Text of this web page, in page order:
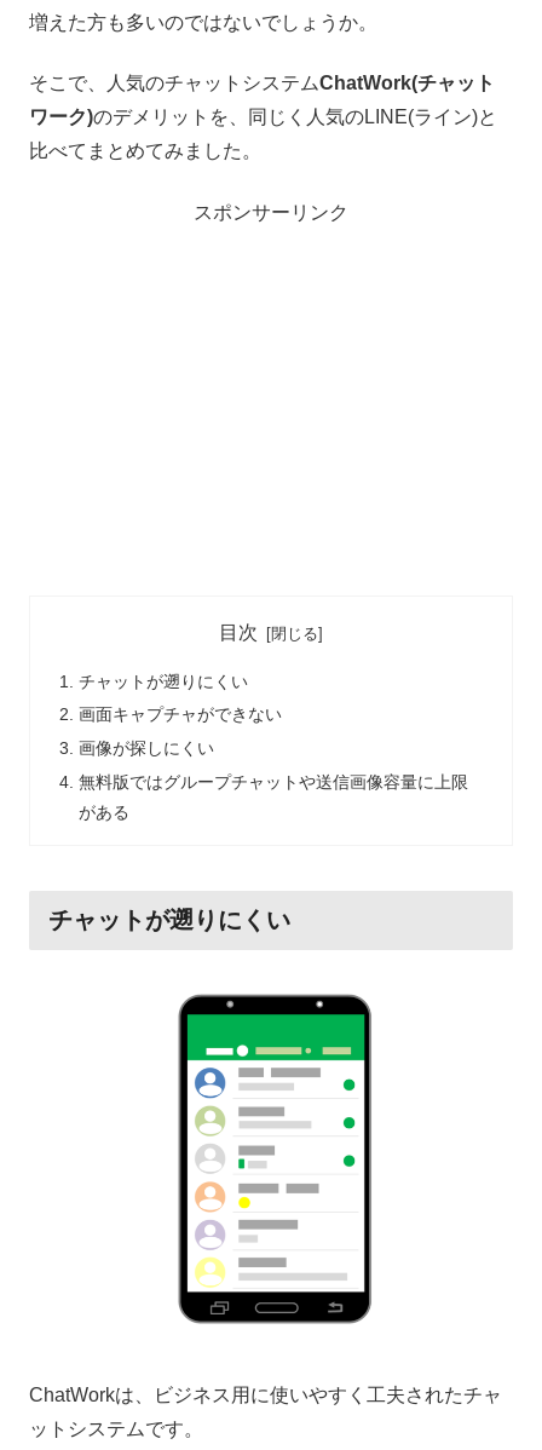
増えた方も多いのではないでしょうか。
そこで、人気のチャットシステムChatWork(チャット
ワーク)のデメリットを、同じく人気のLINE(ライン)と
比べてまとめてみました。
スポンサーリンク
目次
チャットが遡りにくい
画面キャプチャができない
画像が探しにくい
無料版ではグループチャットや送信画像容量に上限
がある
チャットが遡りにくい
ChatWorkは、ビジネス用に使いやすく工夫されたチャ
ットシステムです。